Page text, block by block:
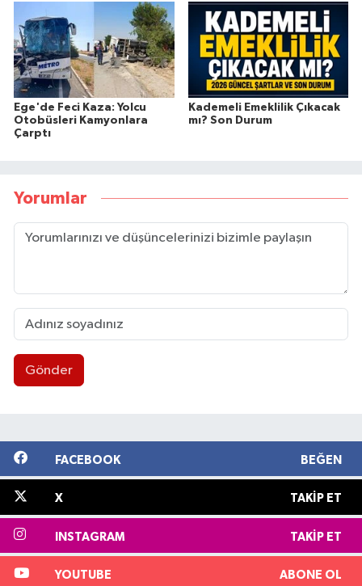
Ege'de Feci Kaza: Yolcu
Otobüsleri Kamyonlara
Çarptı
Kademeli Emeklilik Çıkacak
mı? Son Durum
Yorumlar
Gönder
FACEBOOK BEĞEN
X TAKIP ET
INSTAGRAM TAKIP ET
YOUTUBE ABONE OL